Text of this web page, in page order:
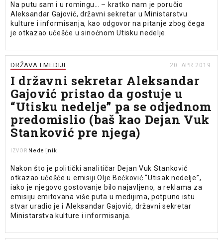
Na putu sam i u romingu… – kratko nam je poručio
Aleksandar Gajović, državni sekretar u Ministarstvu
kulture i informisanja, kao odgovor na pitanje zbog čega
je otkazao učešće u sinoćnom Utisku nedelje.
DRŽAVA I MEDIJI 20. APR 2019.
I državni sekretar Aleksandar
Gajović pristao da gostuje u
“Utisku nedelje” pa se odjednom
predomislio (baš kao Dejan Vuk
Stanković pre njega)
IZVOR Nedeljnik
Nakon što je politički analitičar Dejan Vuk Stanković
otkazao učešće u emisiji Olje Bećković “Utisak nedelje”,
iako je njegovo gostovanje bilo najavljeno, a reklama za
emisiju emitovana više puta u medijima, potpuno istu
stvar uradio je i Aleksandar Gajović, državni sekretar
Ministarstva kulture i informisanja.